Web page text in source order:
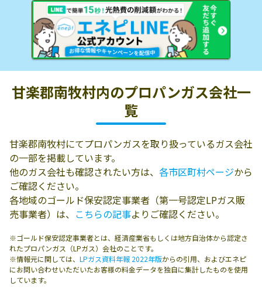
甘楽郡南牧村内のプロパンガス会社一
覧
甘楽郡南牧村にてプロパンガスを取り扱っているガス会社
の一部を掲載しています。
他のガス会社も確認されたい方は、 各市区町村ページから
ご確認ください。
各地域のゴールド保安認定事業者（第一号認定LPガス販
売事業者）は、 こちらの記事よりご確認ください。
※ゴールド保安認定事業者とは、経済産業省もしくは地方自治体から認定さ
れたプロパンガス（LPガス）会社のことです。
※情報元に関しては、 LPガス資料年報 2022年版からの引用、およびエネピ
にお問い合わせいただいたお客様の料金データを独自に集計したものを使用
しています。